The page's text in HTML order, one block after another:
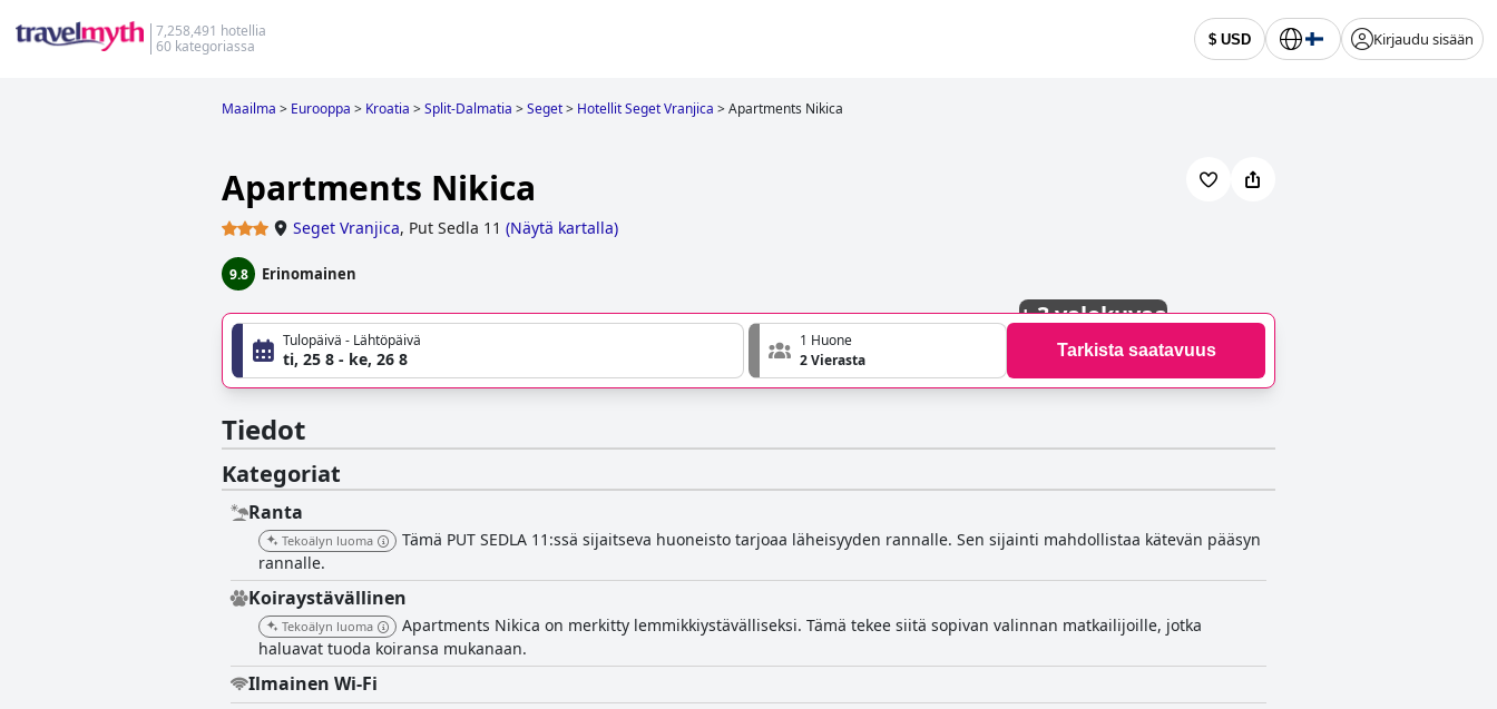
7,258,491 hotellia
60 kategoriassa
$ USD Kirjaudu sisään
Maailma > Eurooppa > Kroatia >Split-Dalmatia >Seget> Hotellit Seget Vranjica >Apartments Nikica
Apartments Nikica
Seget Vranjica, Put Sedla 11 (Näytä kartalla)
9.8 Erinomainen
+3 valokuvaa
Tulopäivä - Lähtöpäivä
ti, 25 8 - ke, 26 8
1 Huone
2 Vierasta
Tarkista saatavuus
Tiedot
Kategoriat
Ranta
Tekoälyn luoma
Tämä PUT SEDLA 11:ssä sijaitseva huoneisto tarjoaa läheisyyden rannalle. Sen sijainti mahdollistaa kätevän pääsyn
rannalle.
Koiraystävällinen
Tekoälyn luoma
Apartments Nikica on merkitty lemmikkiystävälliseksi. Tämä tekee siitä sopivan valinnan matkailijoille, jotka
haluavat tuoda koiransa mukanaan.
Ilmainen Wi-Fi